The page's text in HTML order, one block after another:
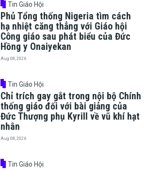
Tin Giáo Hội
Phủ Tổng thống Nigeria tìm cách
hạ nhiệt căng thẳng với Giáo hội
Công giáo sau phát biểu của Đức
Hồng y Onaiyekan
Aug 08, 2026
Tin Giáo Hội
Chỉ trích gay gắt trong nội bộ Chính
thống giáo đối với bài giảng của
Đức Thượng phụ Kyrill về vũ khí hạt
nhân
Aug 08, 2026
Tin Giáo Hội